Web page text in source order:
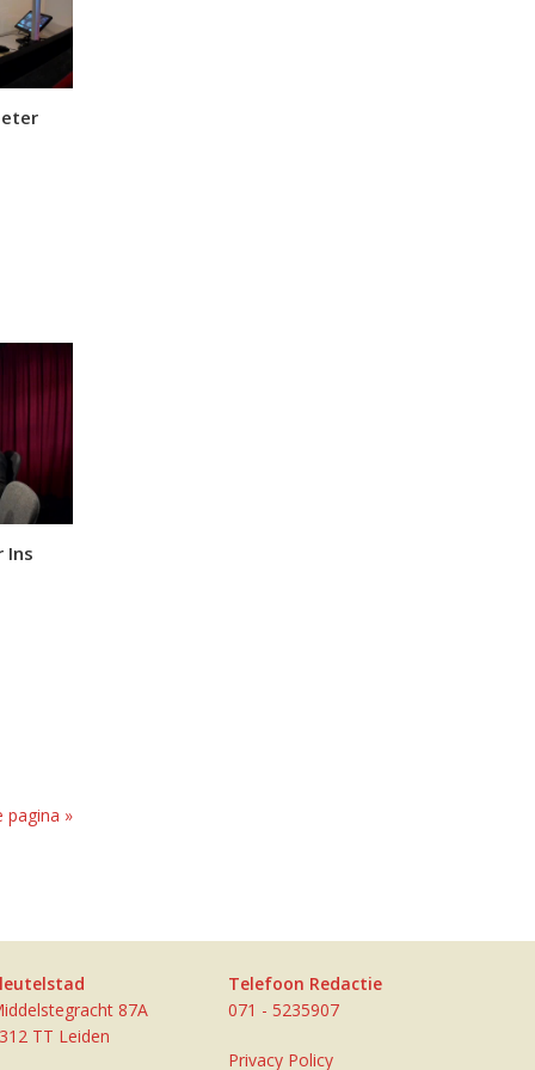
Ins
pagina »
87A
TT Leiden
Telefoon Redactie
071 - 5235907
Privacy Policy